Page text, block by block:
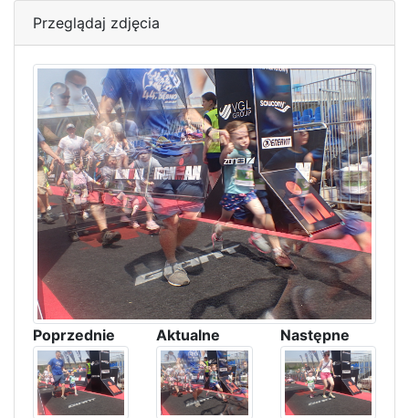
Przeglądaj zdjęcia
Poprzednie Aktualne Następne